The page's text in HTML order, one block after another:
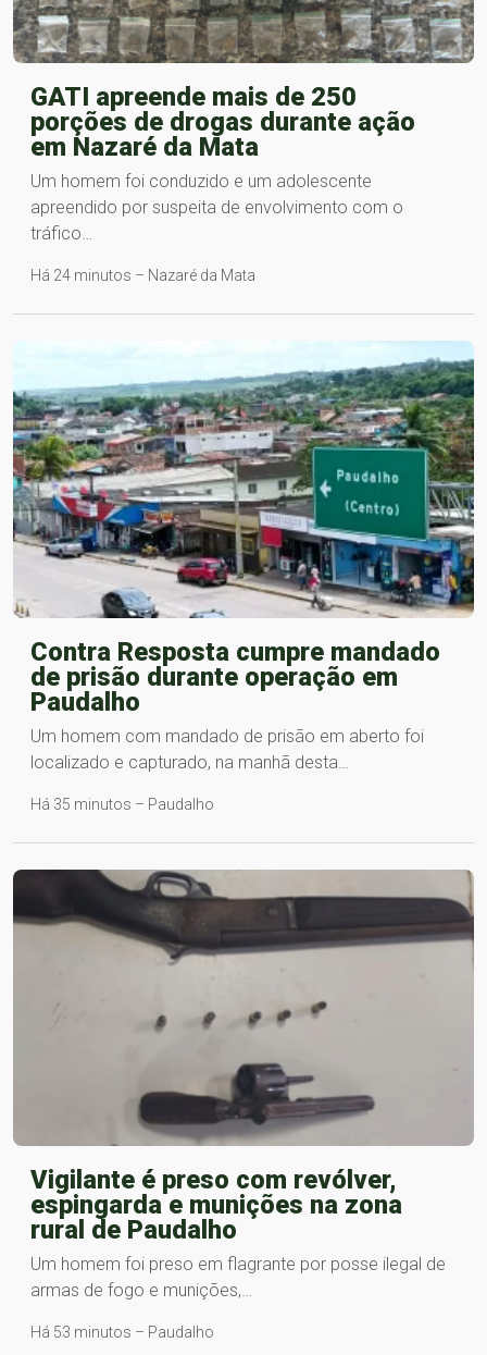
GATI apreende mais de 250
porções de drogas durante ação
em Nazaré da Mata
Um homem foi conduzido e um adolescente
apreendido por suspeita de envolvimento com o
tráfico…
Há 24 minutos – Nazaré da Mata
Contra Resposta cumpre mandado
de prisão durante operação em
Paudalho
Um homem com mandado de prisão em aberto foi
localizado e capturado, na manhã desta…
Há 35 minutos – Paudalho
Vigilante é preso com revólver,
espingarda e munições na zona
rural de Paudalho
Um homem foi preso em flagrante por posse ilegal de
armas de fogo e munições,…
Há 53 minutos – Paudalho